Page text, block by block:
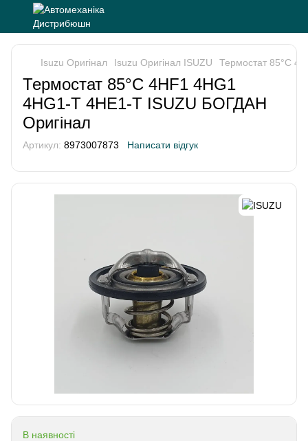
Isuzu Оригінал Isuzu Оригінал ISUZU Термостат 85°С
Термостат 85°С 4HF1 4HG1
4HG1-T 4HE1-T ISUZU БОГДАН
Оригінал
Артикул: 8973007873 Написати відгук
В наявності